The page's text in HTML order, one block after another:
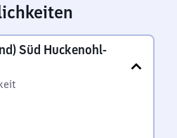
Süd Huckenohl-